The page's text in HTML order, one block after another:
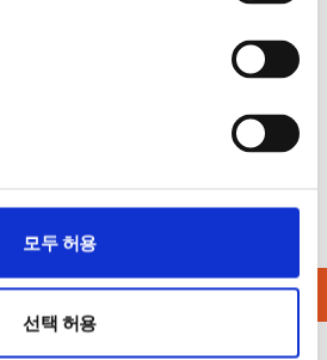
모두 허용
선택 허용
배터리 충방전 테스트 단종제품